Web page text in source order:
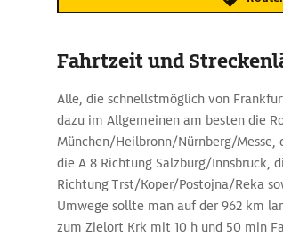
Fahrtzeit und
Alle, die schnellstmöglich von
dazu im Allgemeinen am besten die
München/Heilbronn/Nürnberg/Messe,
die A 8 Richtung Salzburg/Innsbruck,
Richtung Trst/Koper/Postojna/Reka
Umwege sollte man auf der 962 km
zum Zielort Krk mit 10 h und 50 min